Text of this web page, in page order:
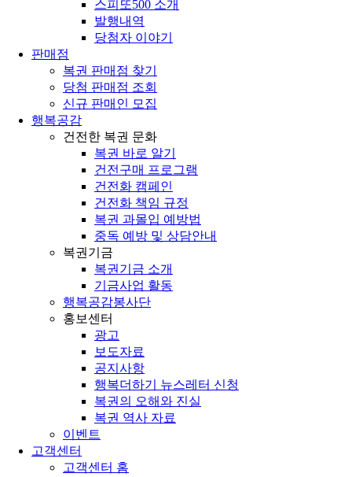
스피또500 소개
발행내역
당첨자 이야기
판매점
복권 판매점 찾기
당첨 판매점 조회
신규 판매인 모집
행복공감
건전한 복권 문화
복권 바로 알기
건전구매 프로그램
건전화 캠페인
건전화 책임 규정
복권 과몰입 예방법
중독 예방 및 상담안내
복권기금
복권기금 소개
기금사업 활동
행복공감봉사단
홍보센터
광고
보도자료
공지사항
행복더하기 뉴스레터 신청
복권의 오해와 진실
복권 역사 자료
이벤트
고객센터
고객센터 홈